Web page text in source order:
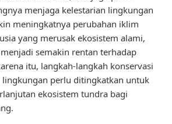
menjaga kelestarian lingkungan
meningkatnya perubahan iklim
yang merusak ekosistem alami,
semakin rentan terhadap
itu, langkah-langkah konservasi
perlu ditingkatkan untuk
ekosistem tundra bagi